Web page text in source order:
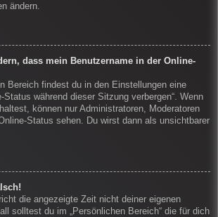
ändern.
dass mein Benutzername in der Online-
Bereich findest du in den Einstellungen eine
Status während dieser Sitzung verbergen“. Wenn
können nur Administratoren, Moderatoren
Status sehen. Du wirst dann als unsichtbarer
die angezeigte Zeit nicht deiner eigenen
solltest du im „Persönlichen Bereich“ die für dich